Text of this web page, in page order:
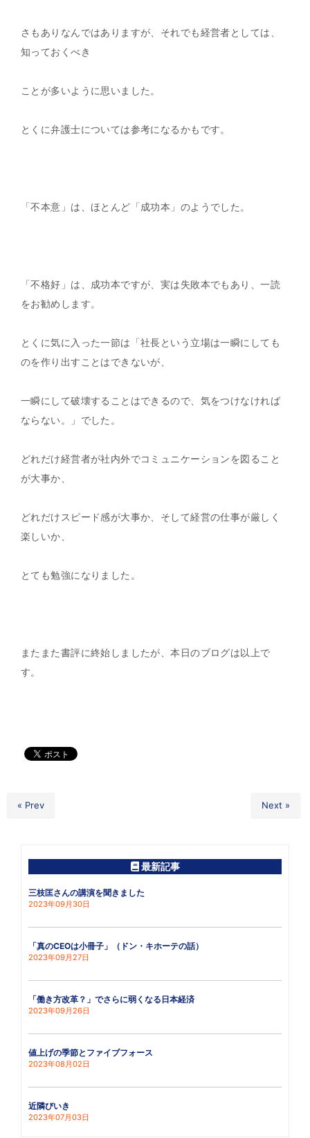
さもありなんではありますが、それでも経営者としては、
知っておくべき
ことが多いように思いました。
とくに弁護士については参考になるかもです。
「不本意」は、ほとんど「成功本」のようでした。
「不格好」は、成功本ですが、実は失敗本でもあり、一読
をお勧めします。
とくに気に入った一節は「社長という立場は一瞬にしても
のを作り出すことはできないが、
一瞬にして破壊することはできるので、気をつけなければ
ならない。」でした。
どれだけ経営者が社内外でコミュニケーションを図ること
が大事か、
どれだけスピード感が大事か、そして経営の仕事が厳しく
楽しいか、
とても勉強になりました。
またまた書評に終始しましたが、本日のブログは以上で
す。
« Prev Next »
最新記事
三枝匡さんの講演を聞きました
2023年09月30日
「真のCEOは小冊子」（ドン・キホーテの話）
2023年09月27日
「働き方改革？」でさらに弱くなる日本経済
2023年09月26日
値上げの季節とファイブフォース
2023年08月02日
近隣びいき
2023年07月03日